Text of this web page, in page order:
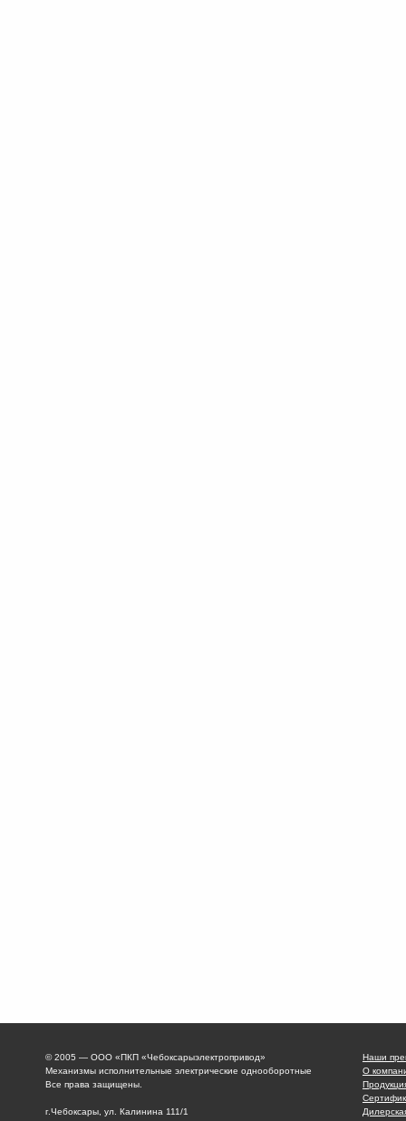
© 2005 — ООО «ПКП «Чебоксарыэлектропривод»
Механизмы исполнительные электрические однооборотные
Все права защищены.
г.Чебоксары, ул. Калинина 111/1
Наши
О